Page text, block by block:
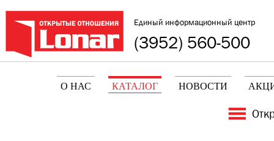
Единый информационный центр
(3952) 560-500
О НАС КАТАЛОГ НОВОСТИ